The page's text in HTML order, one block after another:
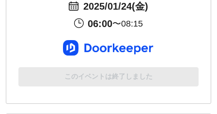
2025/01/24(金)
06:00〜08:15
このイベントは終了しました